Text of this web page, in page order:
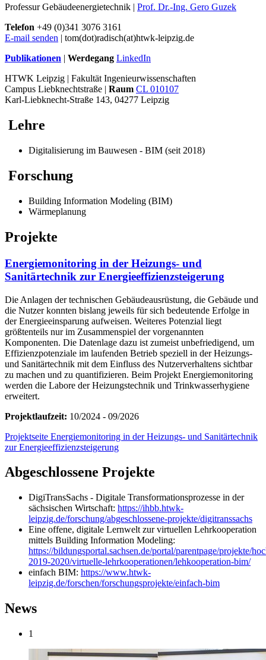
Professur Gebäudeenergietechnik | Prof. Dr.-Ing. Gero Guzek
Telefon +49 (0)341 3076 3161
E-mail senden | tom(dot)radisch(at)htwk-leipzig.de
Publikationen | Werdegang LinkedIn
HTWK Leipzig | Fakultät Ingenieurwissenschaften
Campus Liebknechtstraße | Raum CL 010107
Karl-Liebknecht-Straße 143, 04277 Leipzig
Lehre
Digitalisierung im Bauwesen - BIM (seit 2018)
Forschung
Building Information Modeling (BIM)
Wärmeplanung
Projekte
Energiemonitoring in der Heizungs- und
Sanitärtechnik zur Energieeffizienzsteigerung
Die Anlagen der technischen Gebäudeausrüstung, die Gebäude und
die Nutzer konnten bislang jeweils für sich bedeutende Erfolge in
der Energieeinsparung aufweisen. Weiteres Potenzial liegt
größtenteils nur im Zusammenspiel der vorgenannten
Komponenten. Die Datenlage dazu ist zumeist unbefriedigend, um
Effizienzpotenziale im laufenden Betrieb speziell in der Heizungs-
und Sanitärtechnik mit dem Einfluss des Nutzerverhaltens sichtbar
zu machen und zu quantifizieren. Beim Projekt Energiemonitoring
werden die Labore der Heizungstechnik und Trinkwasserhygiene
erweitert.
Projektlaufzeit: 10/2024 - 09/2026
Projektseite Energiemonitoring in der Heizungs- und Sanitärtechnik
zur Energieeffizienzsteigerung
Abgeschlossene Projekte
DigiTransSachs - Digitale Transformationsprozesse in der
sächsischen Wirtschaft: https://ihbb.htwk-
leipzig.de/forschung/abgeschlossene-projekte/digitranssachs
Eine offene, digitale Lernwelt zur virtuellen Lehrkooperation
mittels Building Information Modeling:
https://bildungsportal.sachsen.de/portal/parentpage/projekte/
2019-2020/virtuelle-lehrkooperationen/lehkooperation-bim/
einfach BIM: https://www.htwk-
leipzig.de/forschen/forschungsprojekte/einfach-bim
News
1